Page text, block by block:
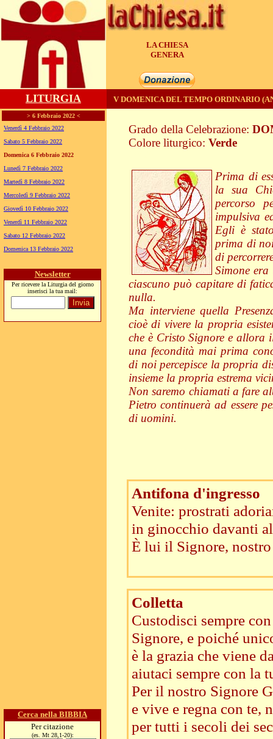
LA CHIESA
UNITA'
LITURGIA
> 6 Febbraio 2022 <
Venerdì 4 Febbraio 2022
Sabato 5 Febbraio 2022
Domenica 6 Febbraio 2022
Lunedì 7 Febbraio 2022
Martedì 8 Febbraio 2022
Mercoledì 9 Febbraio 2022
Giovedì 10 Febbraio 2022
Venerdì 11 Febbraio 2022
Sabato 12 Febbraio 2022
Domenica 13 Febbraio 2022
Newsletter
Per ricevere la Liturgia del giorno
inserisci la tua mail:
Cerca nella BIBBIA
Per citazione
(es. Mt 28,1-20):
V DOMENICA DEL TEMPO ORDINARIO
Grado della Celebrazione:
Colore liturgico: Verde
Prima di
la sua
percorso
impulsiva
Egli è
prima di
di
Simone
ciascuno può capitare di
nulla.
Ma interviene quella
cioè di vivere la propria
che è Cristo Signore e allora
una fecondità mai prima
di noi percepisce la propria
insieme la propria estrema
Non saremo chiamati a fare
Pietro continuerà ad essere
di uomini.
Antifona d'ingresso
Venite: prostrati
in ginocchio davanti
È lui il Signore,
Colletta
Custodisci sempre
Signore, e poiché
è la grazia che viene
aiutaci sempre con la
Per il nostro Signore
e vive e regna con te,
per tutti i secoli dei